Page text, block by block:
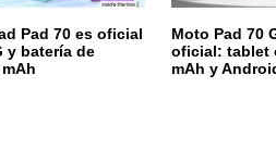
Pad 70 es oficial
y batería de
Moto Pad 70
oficial: tablet
mAh y